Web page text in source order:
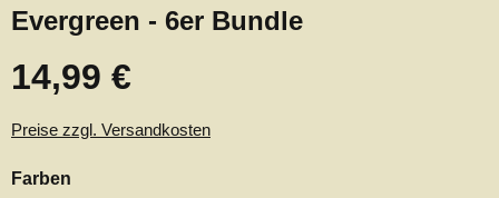
Evergreen - 6er Bundle
Regulärer Preis:
14,99 €
Preise zzgl. Versandkosten
Farben